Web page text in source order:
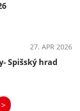
27. APR 2026
Spišský hrad
>